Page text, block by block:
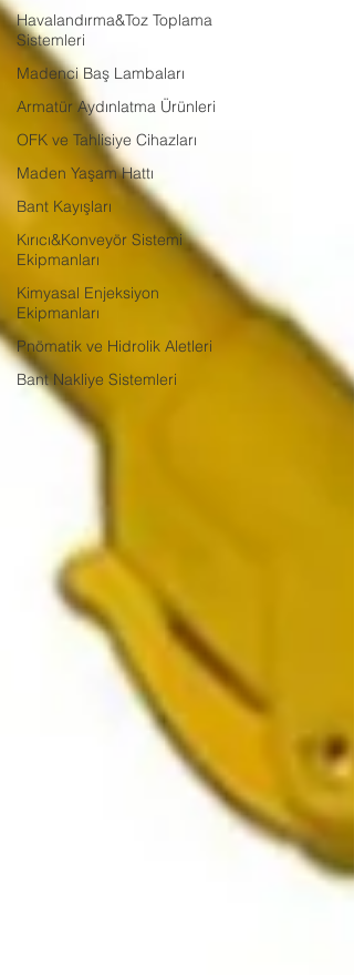
Havalandırma&Toz Toplama
Sistemleri
Madenci Baş Lambaları
Armatür Aydınlatma Ürünleri
OFK ve Tahlisiye Cihazları
Maden Yaşam Hattı
Bant Kayışları
Kırıcı&Konveyör Sistemi
Ekipmanları
Kimyasal Enjeksiyon
Ekipmanları
Pnömatik ve Hidrolik Aletleri
Bant Nakliye Sistemleri